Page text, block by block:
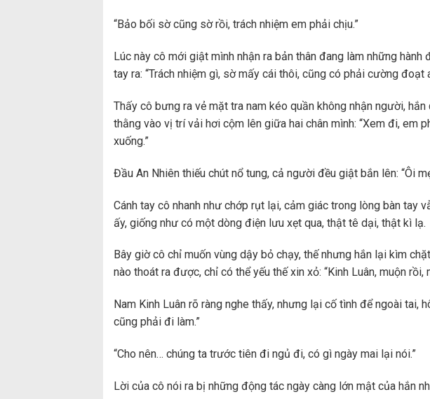
“Bảo bối sờ cũng sờ rồi, trách nhiệm em phải chịu.”
Lúc này cô mới giật mình nhận ra bản thân đang làm những hành
tay ra: “Trách nhiệm gì, sờ mấy cái thôi, cũng có phải cường đoạt
Thấy cô bưng ra vẻ mặt tra nam kéo quần không nhận người,
thằng vào vị trí vải hơi cộm lên giữa hai chân mình: “Xem đi, em
xuống.”
Đầu An Nhiên thiếu chút nổ tung, cả người đều giật bắn lên: “Ôi
Cánh tay cô nhanh như chớp rụt lại, cảm giác trong lòng bàn tay
ấy, giống như có một dòng điện lưu xẹt qua, thật tê dại, thật kì lạ.
Bây giờ cô chỉ muốn vùng dậy bỏ chạy, thế nhưng hắn lại kìm
nào thoát ra được, chỉ có thể yếu thế xin xỏ: “Kinh Luân, muộn
Nam Kinh Luân rõ ràng nghe thấy, nhưng lại cố tình để ngoài tai,
cũng phải đi làm.”
“Cho nên… chúng ta trước tiên đi ngủ đi, có gì ngày mai lại nói.”
Lời của cô nói ra bị những động tác ngày càng lớn mật của hắn